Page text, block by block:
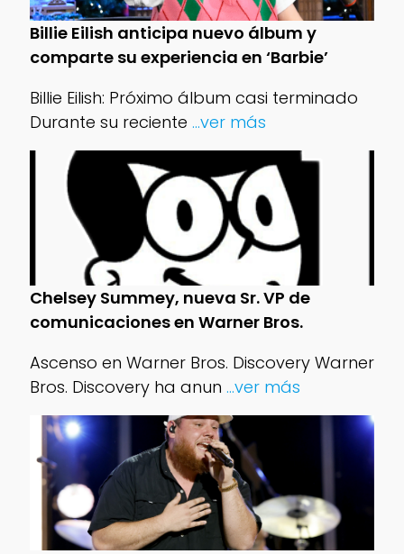
Billie Eilish anticipa nuevo álbum y
comparte su experiencia en ‘Barbie’
Billie Eilish: Próximo álbum casi terminado
Durante su reciente ...ver más
Chelsey Summey, nueva Sr. VP de
comunicaciones en Warner Bros.
Ascenso en Warner Bros. Discovery Warner
Bros. Discovery ha anun ...ver más